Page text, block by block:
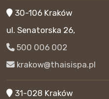
30-106 Kraków
ul. Senatorska 26,
500 006 002
krakow@thaisispa.pl
31-028 Kraków